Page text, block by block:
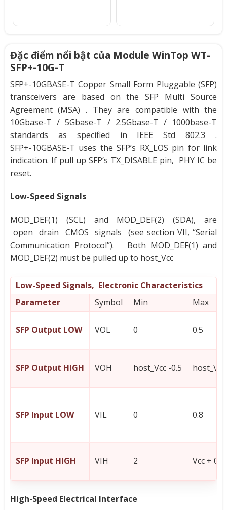
Đặc điểm nổi bật của Module WinTop WT-
SFP+-10G-T
SFP+-10GBASE-T Copper Small Form Pluggable (SFP)
transceivers are based on the SFP Multi Source
Agreement (MSA) . They are compatible with the
10Gbase-T / 5Gbase-T / 2.5Gbase-T / 1000base-T
standards as specified in IEEE Std 802.3 .
SFP+-10GBASE-T uses the SFP’s RX_LOS pin for link
indication. If pull up SFP’s TX_DISABLE pin, PHY IC be
reset.
Low-Speed Signals
MOD_DEF(1) (SCL) and MOD_DEF(2) (SDA), are
open drain CMOS signals (see section VII, “Serial
Communication Protocol”). Both MOD_DEF(1) and
MOD_DEF(2) must be pulled up to host_Vcc
Low-Speed Signals, Electronic Characteristics
Parameter
Symbol Min Max
SFP Output LOW VOL 0 0.5
SFP Output HIGH VOH host_Vcc -0.5
SFP Input LOW VIL 0 0.8
SFP Input HIGH VIH 2 Vcc + 0.3
High-Speed Electrical Interface